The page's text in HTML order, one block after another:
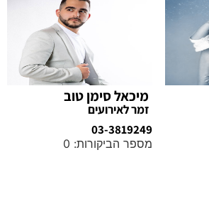
מיכאל סימן טוב
זמר לאירועים
03-3819249
מספר הביקורות: 0